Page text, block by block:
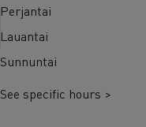
Perjantai
Lauantai
Sunnuntai
See specific hours >